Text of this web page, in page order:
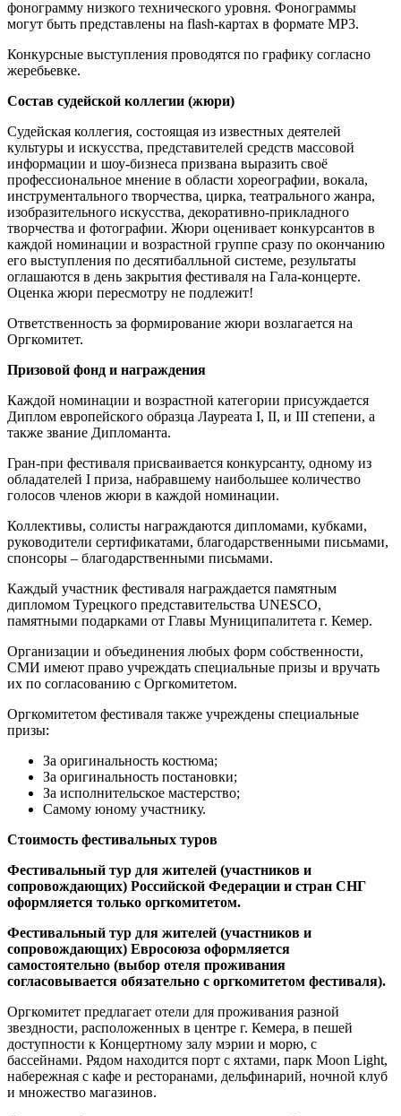
фонограмму низкого технического уровня. Фонограммы
могут быть представлены на flash-картах в формате MP3.
Конкурсные выступления проводятся по графику согласно
жеребьевке.
Состав судейской коллегии (жюри)
Судейская коллегия, состоящая из известных деятелей
культуры и искусства, представителей средств массовой
информации и шоу-бизнеса призвана выразить своё
профессиональное мнение в области хореографии, вокала,
инструментального творчества, цирка, театрального жанра,
изобразительного искусства, декоративно-прикладного
творчества и фотографии. Жюри оценивает конкурсантов в
каждой номинации и возрастной группе сразу по окончанию
его выступления по десятибалльной системе, результаты
оглашаются в день закрытия фестиваля на Гала-концерте.
Оценка жюри пересмотру не подлежит!
Ответственность за формирование жюри возлагается на
Оргкомитет.
Призовой фонд и награждения
Каждой номинации и возрастной категории присуждается
Диплом европейского образца Лауреата I, II, и III степени, а
также звание Дипломанта.
Гран-при фестиваля присваивается конкурсанту, одному из
обладателей I приза, набравшему наибольшее количество
голосов членов жюри в каждой номинации.
Коллективы, солисты награждаются дипломами, кубками,
руководители сертификатами, благодарственными письмами,
спонсоры – благодарственными письмами.
Каждый участник фестиваля награждается памятным
дипломом Турецкого представительства UNESCO,
памятными подарками от Главы Муниципалитета г. Кемер.
Организации и объединения любых форм собственности,
СМИ имеют право учреждать специальные призы и вручать
их по согласованию с Оргкомитетом.
Оргкомитетом фестиваля также учреждены специальные
призы:
За оригинальность костюма;
За оригинальность постановки;
За исполнительское мастерство;
Самому юному участнику.
Стоимость фестивальных туров
Фестивальный тур для жителей (участников и
сопровождающих) Российской Федерации и стран CНГ
оформляется только оргкомитетом.
Фестивальный тур для жителей (участников и
сопровождающих) Евросоюза оформляется
самостоятельно (выбор отеля проживания
согласовывается обязательно с оргкомитетом фестиваля).
Оргкомитет предлагает отели для проживания разной
звездности, расположенных в центре г. Кемера, в пешей
доступности к Концертному залу мэрии и морю, с
бассейнами. Рядом находится порт с яхтами, парк Moon Light,
набережная с кафе и ресторанами, дельфинарий, ночной клуб
и множество магазинов.